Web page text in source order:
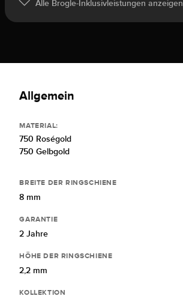
Alle Brogle-Inklusivleistungen anzeigen
Allgemein
MATERIAL:
750 Roségold
750 Gelbgold
BREITE DER RINGSCHIENE
8 mm
GARANTIE
2 Jahre
HÖHE DER RINGSCHIENE
2,2 mm
KOLLEKTION